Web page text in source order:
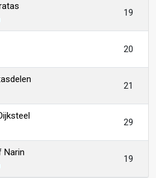
19
20
21
29
Narin
19